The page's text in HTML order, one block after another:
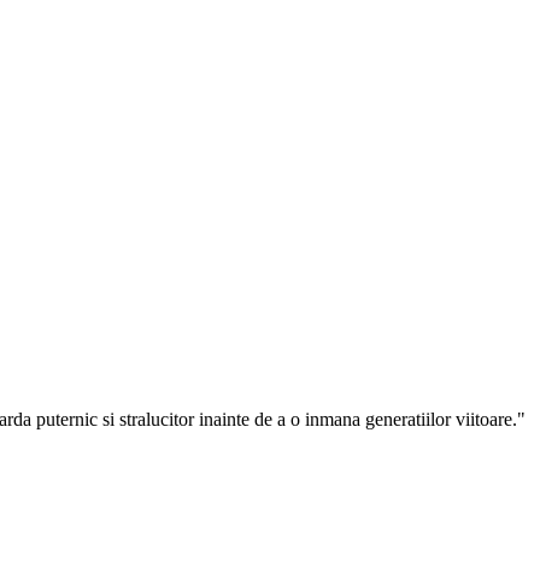
puternic si stralucitor inainte de a o inmana generatiilor viitoare."